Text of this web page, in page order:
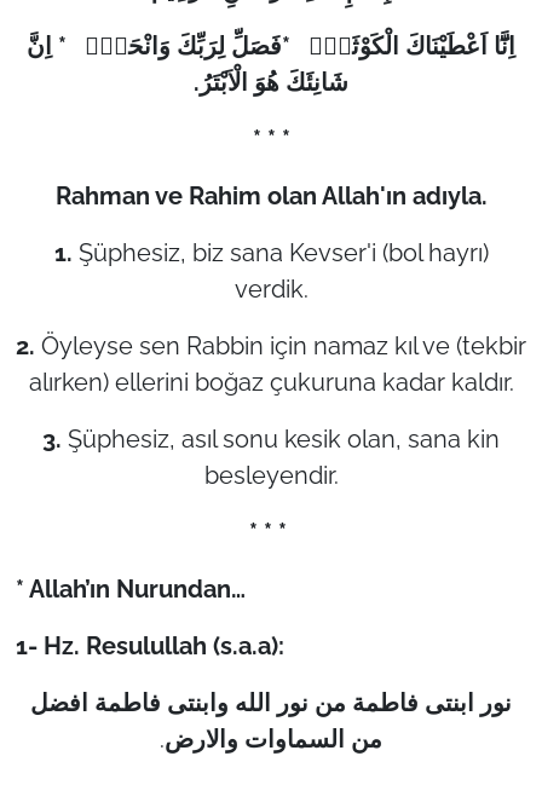
اِنَّٓا اَعْطَيْنَاكَ الْكَوْثَرَۜ
*فَصَلِّ لِرَبِّكَ وَانْحَرْۜ * اِنَّ
شَانِئَكَ هُوَ الْاَبْتَرُ .
* * *
Rahman ve Rahim olan Allah'ın adıyla.
1. Şüphesiz, biz sana Kevser'i (bol hayrı)
verdik.
2. Öyleyse sen Rabbin için namaz kıl ve (tekbir
alırken) ellerini boğaz çukuruna kadar kaldır.
3. Şüphesiz, asıl sonu kesik olan, sana kin
besleyendir.
* * *
* Allah’ın Nurundan…
1- Hz. Resulullah (s.a.a):
نور ابنتی فاطمة من نور الله وابنتی فاطمة افضل
من السماوات والارض.